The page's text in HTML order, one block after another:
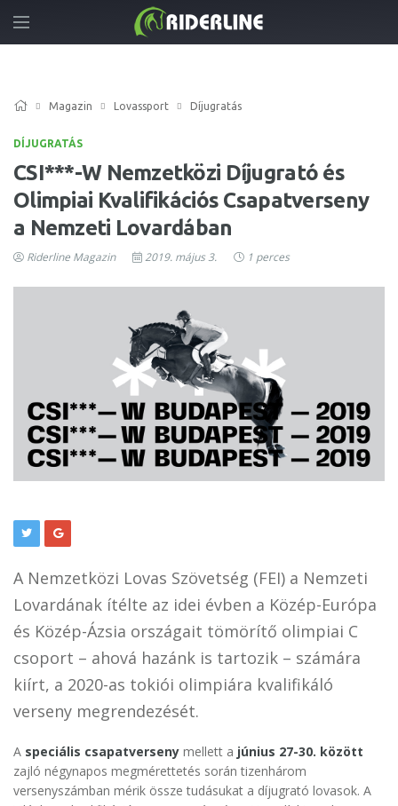
Magazin Lovassport Díjugratás
DÍJUGRATÁS
CSI***-W Nemzetközi Díjugrató és
Olimpiai Kvalifikációs Csapatverseny
a Nemzeti Lovardában
Riderline Magazin 2019. május 3. 1 perces
A Nemzetközi Lovas Szövetség (FEI) a Nemzeti
Lovardának ítélte az idei évben a Közép-Európa
és Közép-Ázsia országait tömörítő olimpiai C
csoport – ahová hazánk is tartozik – számára
kiírt, a 2020-as tokiói olimpiára kvalifikáló
verseny megrendezését.
A speciális csapatverseny mellett a június 27-30. között
zajló négynapos megmérettetés során tizenhárom
versenyszámban mérik össze tudásukat a díjugrató lovasok. A